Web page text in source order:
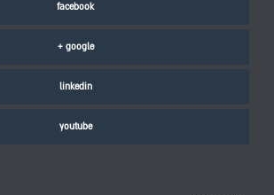
facebook
google +
linkedin
youtube